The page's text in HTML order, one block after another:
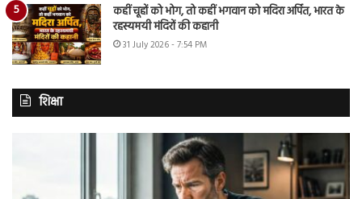
कहीं चूहों को भोग, तो कहीं भगवान को मदिरा अर्पित, भारत के
रहस्यमयी मंदिरों की कहानी
31 July 2026 - 7:54 PM
शिक्षा